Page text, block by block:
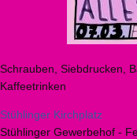
Schrauben, Siebdrucken,
Kaffeetrinken
Stühlinger Kirchplatz
Stühlinger Gewerbehof -